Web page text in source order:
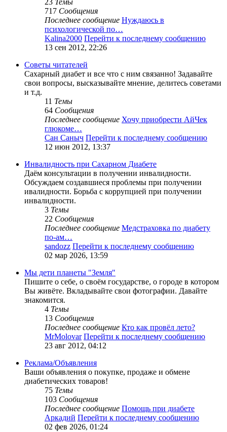
23 Темы
717 Сообщения
Последнее сообщение Нуждаюсь в
психологической по…
Kalina2000 Перейти к последнему сообщению
13 сен 2012, 22:26
Советы читателей
Сахарный диабет и все что с ним связанно! Задавайте
свои вопросы, высказывайте мнение, делитесь советами
и т.д.
11 Темы
64 Сообщения
Последнее сообщение Хочу приобрести АйЧек
глюкоме…
Сан Саныч Перейти к последнему сообщению
12 июн 2012, 13:37
Инвалидность при Сахарном Диабете
Даём консультации в получении инвалидности.
Обсуждаем создавшиеся проблемы при получении
ивалидности. Борьба с коррупцией при получении
инвалидности.
3 Темы
22 Сообщения
Последнее сообщение Медстраховка по диабету
по-ам…
sandozz Перейти к последнему сообщению
02 мар 2026, 13:59
Мы дети планеты "Земля"
Пишите о себе, о своём государстве, о городе в котором
Вы живёте. Вкладывайте свои фотографии. Давайте
знакомится.
4 Темы
13 Сообщения
Последнее сообщение Кто как провёл лето?
MrMolovar Перейти к последнему сообщению
23 авг 2012, 04:12
Реклама/Объявления
Ваши объявления о покупке, продаже и обмене
диабетических товаров!
75 Темы
103 Сообщения
Последнее сообщение Помощь при диабете
Аркадий Перейти к последнему сообщению
02 фев 2026, 01:24